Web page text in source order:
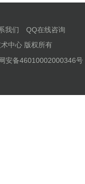
我们
QQ在线咨询
中心 版权所有
安备46010002000346号